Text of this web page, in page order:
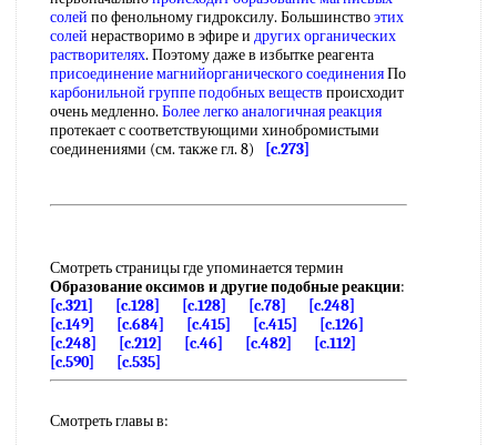
солей по фенольному гидроксилу. Большинствоэтих
солей нерастворимо в эфире и других органических
растворителях. Поэтому даже в избытке реагента
присоединение магнийорганического соединенияПо
карбонильной группеподобных веществ происходит
очень медленно. Более легкоаналогичная реакция
протекает с соответствующими хинобромистыми
соединениями (см. также гл. 8)
[c.273]
Смотреть страницы где упоминается термин
Образование оксимов и другие подобные реакции:
[c.321]
[c.128] [c.128] [c.78]
[c.248]
[c.149]
[c.684] [c.415] [c.415]
[c.126]
[c.248]
[c.212] [c.46] [c.482]
[c.112]
[c.590]
[c.535]
Смотреть главы в: